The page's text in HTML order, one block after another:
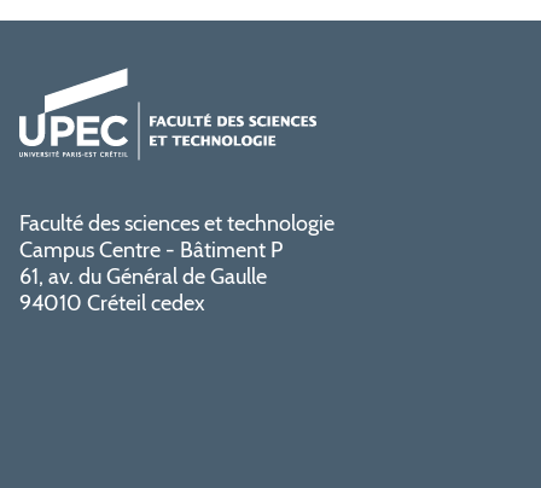
Faculté des sciences et technologie
Campus Centre - Bâtiment P
61, av. du Général de Gaulle
94010 Créteil cedex